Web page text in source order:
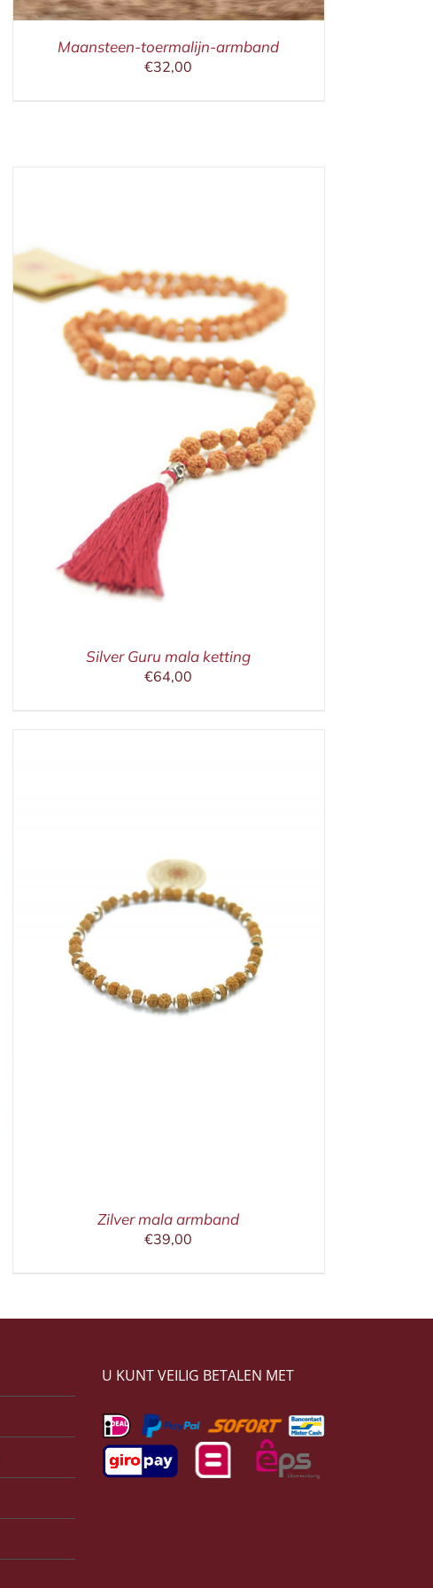
Maansteen-toermalijn-armband
€32,00
Silver Guru mala ketting
€64,00
Zilver mala armband
€39,00
U KUNT VEILIG BETALEN MET